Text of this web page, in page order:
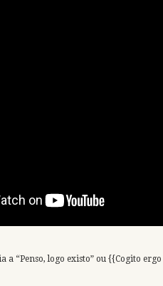
a “Penso, logo existo” ou {{Cogito